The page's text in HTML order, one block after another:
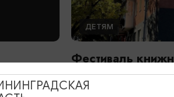
ДЕТЯМ
Фестиваль
вместе»